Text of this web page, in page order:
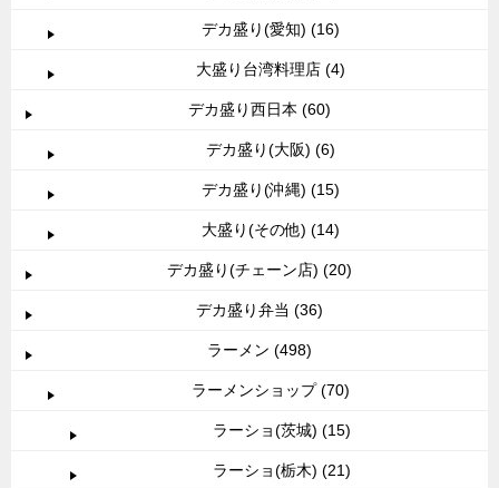
デカ盛り(愛知) (16)
大盛り台湾料理店 (4)
デカ盛り西日本 (60)
デカ盛り(大阪) (6)
デカ盛り(沖縄) (15)
大盛り(その他) (14)
デカ盛り(チェーン店) (20)
デカ盛り弁当 (36)
ラーメン (498)
ラーメンショップ (70)
ラーショ(茨城) (15)
ラーショ(栃木) (21)